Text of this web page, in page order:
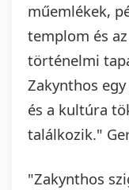
műemlékek,
templom és
történelmi
Zakynthos
és a kultúra
találkozik."
"Zakynthos